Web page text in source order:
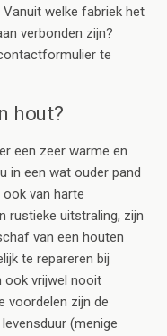
welke fabriek het
verbonden zijn?
te
hout?
een zeer warme en
in een wat ouder pand
van harte
rustieke uitstraling, zijn
van een houten
te repareren bij
ook vrijwel nooit
voordelen zijn de
(menige